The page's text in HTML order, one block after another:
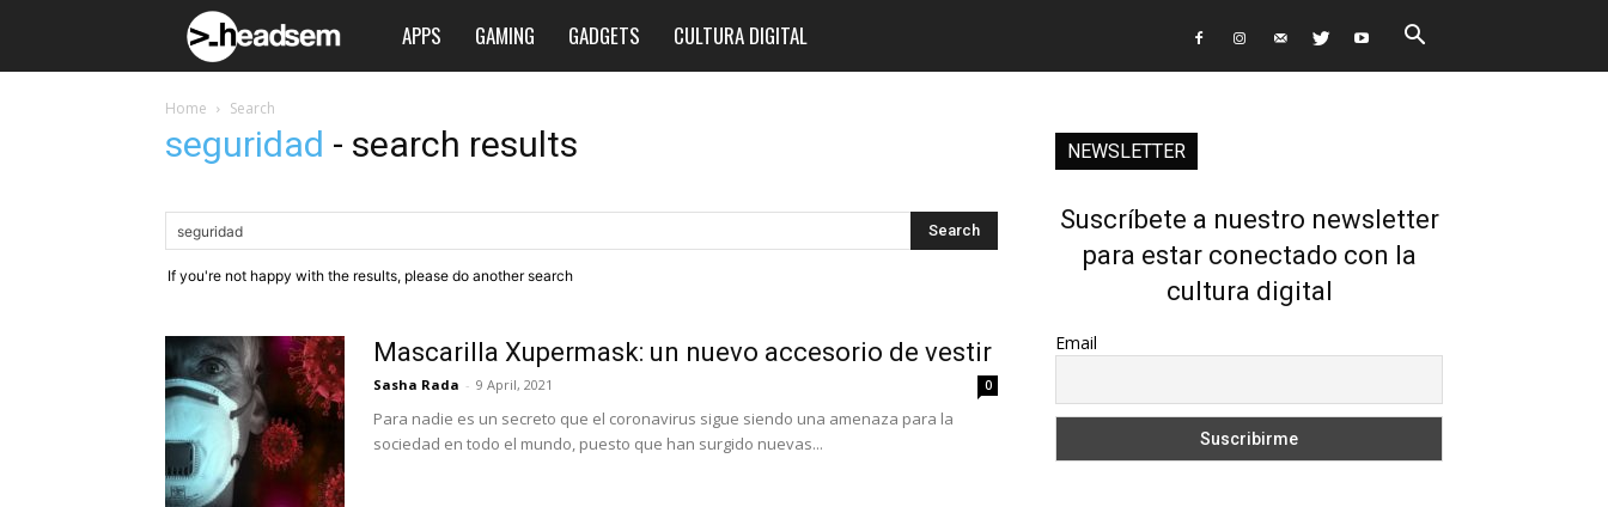
Headsem.com
APPS GAMING GADGETS CULTURA DIGITAL
Home Search
seguridad - search results
If you're not happy with the results, please do another search
Mascarilla Xupermask: un nuevo accesorio de vestir
Sasha Rada - 9 April, 2021 0
Para nadie es un secreto que el coronavirus sigue siendo una amenaza para la
sociedad en todo el mundo, puesto que han surgido nuevas...
NEWSLETTER
Suscríbete a nuestro newsletter
para estar conectado con la
cultura digital
Email